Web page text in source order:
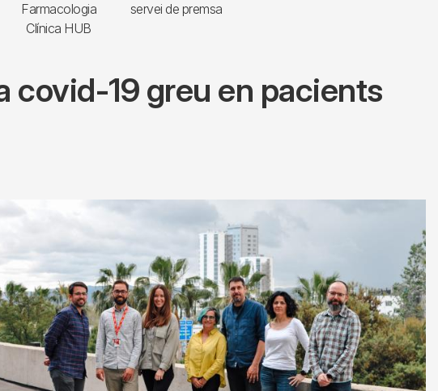
Farmacologia
Clínica HUB
servei de premsa
covid-19 greu en pacients